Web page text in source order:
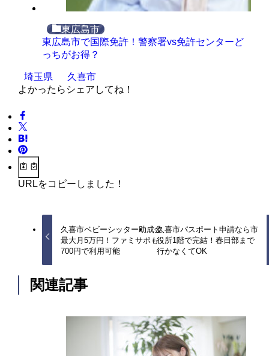
東広島市
東広島市で国際免許！警察署vs免許センターど
っちがお得？
埼玉県
久喜市
よかったらシェアしてね！
URLをコピーしました！
久喜市ベビーシッター助成金
最大月5万円！ファミサポも
700円で利用可能
久喜市パスポート申請なら市
役所1階で完結！春日部まで
行かなくてOK
関連記事